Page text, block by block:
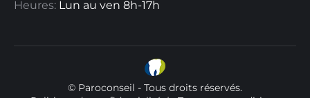
Heures: Lun au ven 8h-17h
© Paroconseil - Tous droits réservés.